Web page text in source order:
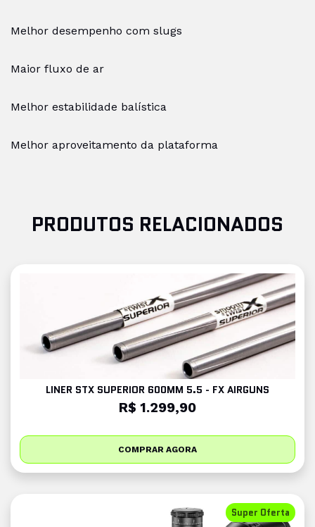
Melhor desempenho com slugs
Maior fluxo de ar
Melhor estabilidade balística
Melhor aproveitamento da plataforma
PRODUTOS RELACIONADOS
LINER STX SUPERIOR 600MM 5.5 - FX AIRGUNS
R$ 1.299,90
COMPRAR AGORA
Super Oferta